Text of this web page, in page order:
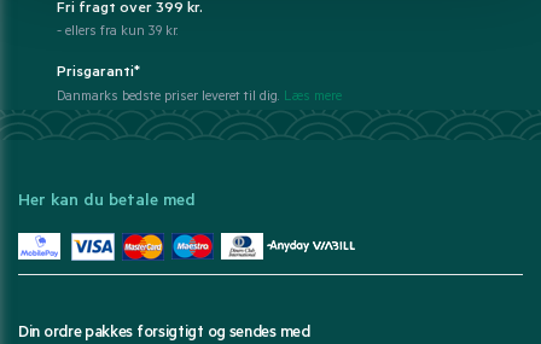
Fri fragt over 399 kr.
- ellers fra kun 39 kr.
Prisgaranti*
Danmarks bedste priser leveret til dig. Læs mere
Her kan du betale med
Din ordre pakkes forsigtigt og sendes med